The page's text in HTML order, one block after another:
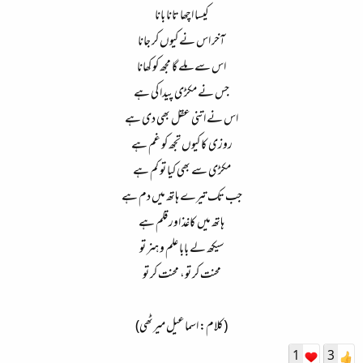
کیسا اچھا تانا بانا
آخر اس نے کیوں کر جانا
اس سے ملے گا مجھ کو کھانا
جس نے مکڑی پیدا کی ہے
اس نے اتنی عقل بھی دی ہے
روزی کا کیوں تجھ کو غم ہے
مکڑی سے بھی کیا تو کم ہے
جب تک تیرے ہاتھ میں دم ہے
ہاتھ میں کاغذ اور قلم ہے
سیکھ لے بابا علم و ہنر تو
محنت کر تو، محنت کر تو
(کلام: اسماعیل میرٹھی)​
3
1